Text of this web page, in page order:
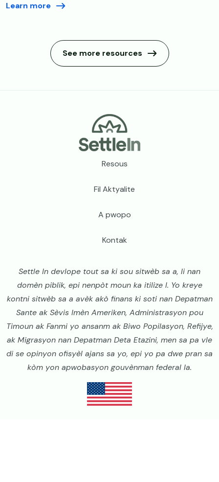
Learn more
See more resources
Meni pye paj la
Resous
Fil Aktyalite
A pwopo
Kontak
Settle In devlope tout sa ki sou sitwèb sa a, li nan
domèn piblik, epi nenpòt moun ka itilize l. Yo kreye
kontni sitwèb sa a avèk akò finans ki soti nan Depatman
Sante ak Sèvis Imèn Ameriken, Administrasyon pou
Timoun ak Fanmi yo ansanm ak Biwo Popilasyon, Refijye,
ak Migrasyon nan Depatman Deta Etazini, men sa pa vle
di se opinyon ofisyèl ajans sa yo, epi yo pa dwe pran sa
kòm yon apwobasyon gouvènman federal la.